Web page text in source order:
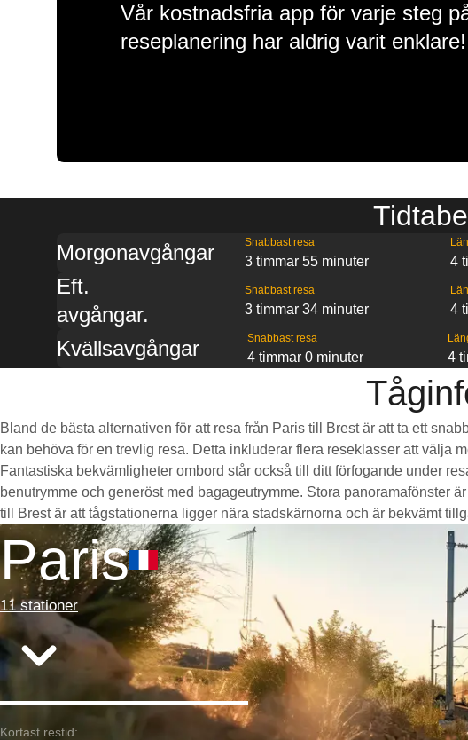
Vår kostnadsfria app för varje steg
reseplanering har aldrig varit enklare!
Morgonavgångar Snabbast resa
3 timmar 55 minuter 4
Eft.
avgångar.
Snabbast resa
3 timmar 34 minuter 4
Kvällsavgångar Snabbast resa
4 timmar 0 minuter 4
Bland de bästa alternativen för att resa från Paris till Brest är att ta ett
kan behöva för en trevlig resa. Detta inkluderar flera reseklasser att välja
Fantastiska bekvämligheter ombord står också till ditt förfogande under
benutrymme och generöst med bagageutrymme. Stora panoramafönster
till Brest är att tågstationerna ligger nära stadskärnorna och är bekvämt
Paris
11 stationer
Kortast restid: